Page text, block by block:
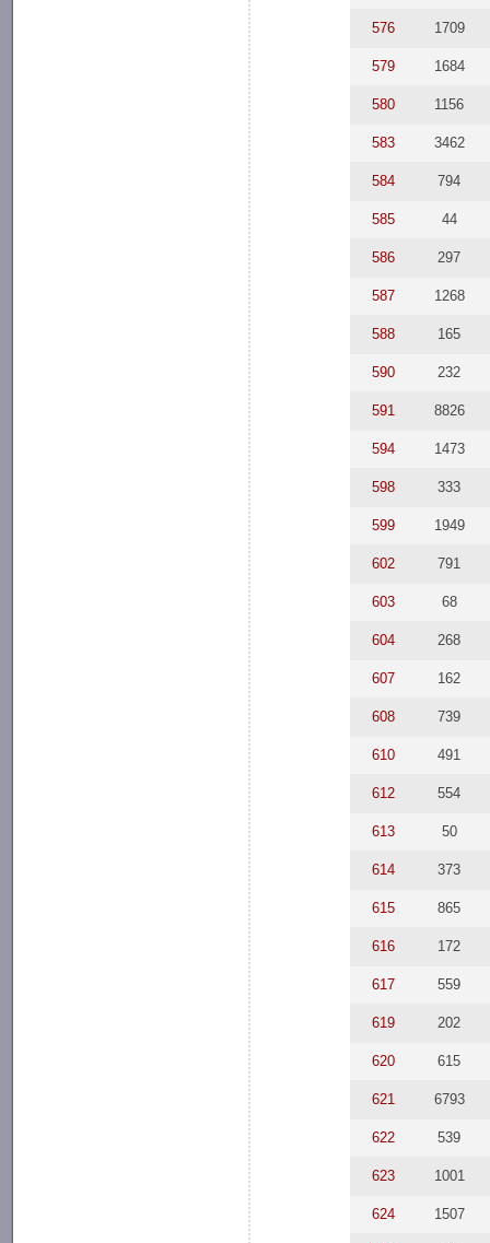
576 1709
579 1684
580 1156
583 3462
584 794
585 44
586 297
587 1268
588 165
590 232
591 8826
594 1473
598 333
599 1949
602 791
603 68
604 268
607 162
608 739
610 491
612 554
613 50
614 373
615 865
616 172
617 559
619 202
620 615
621 6793
622 539
623 1001
624 1507